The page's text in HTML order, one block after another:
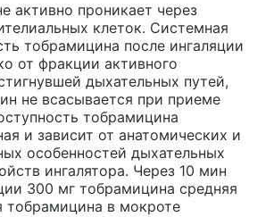
активно проникает через
клеток. Системная
тобрамицина после ингаляции
от фракции активного
дыхательных путей,
не всасывается при приеме
тобрамицина
и зависит от анатомических и
особенностей дыхательных
ингалятора. Через 10 мин
300 мг тобрамицина средняя
тобрамицина в мокроте